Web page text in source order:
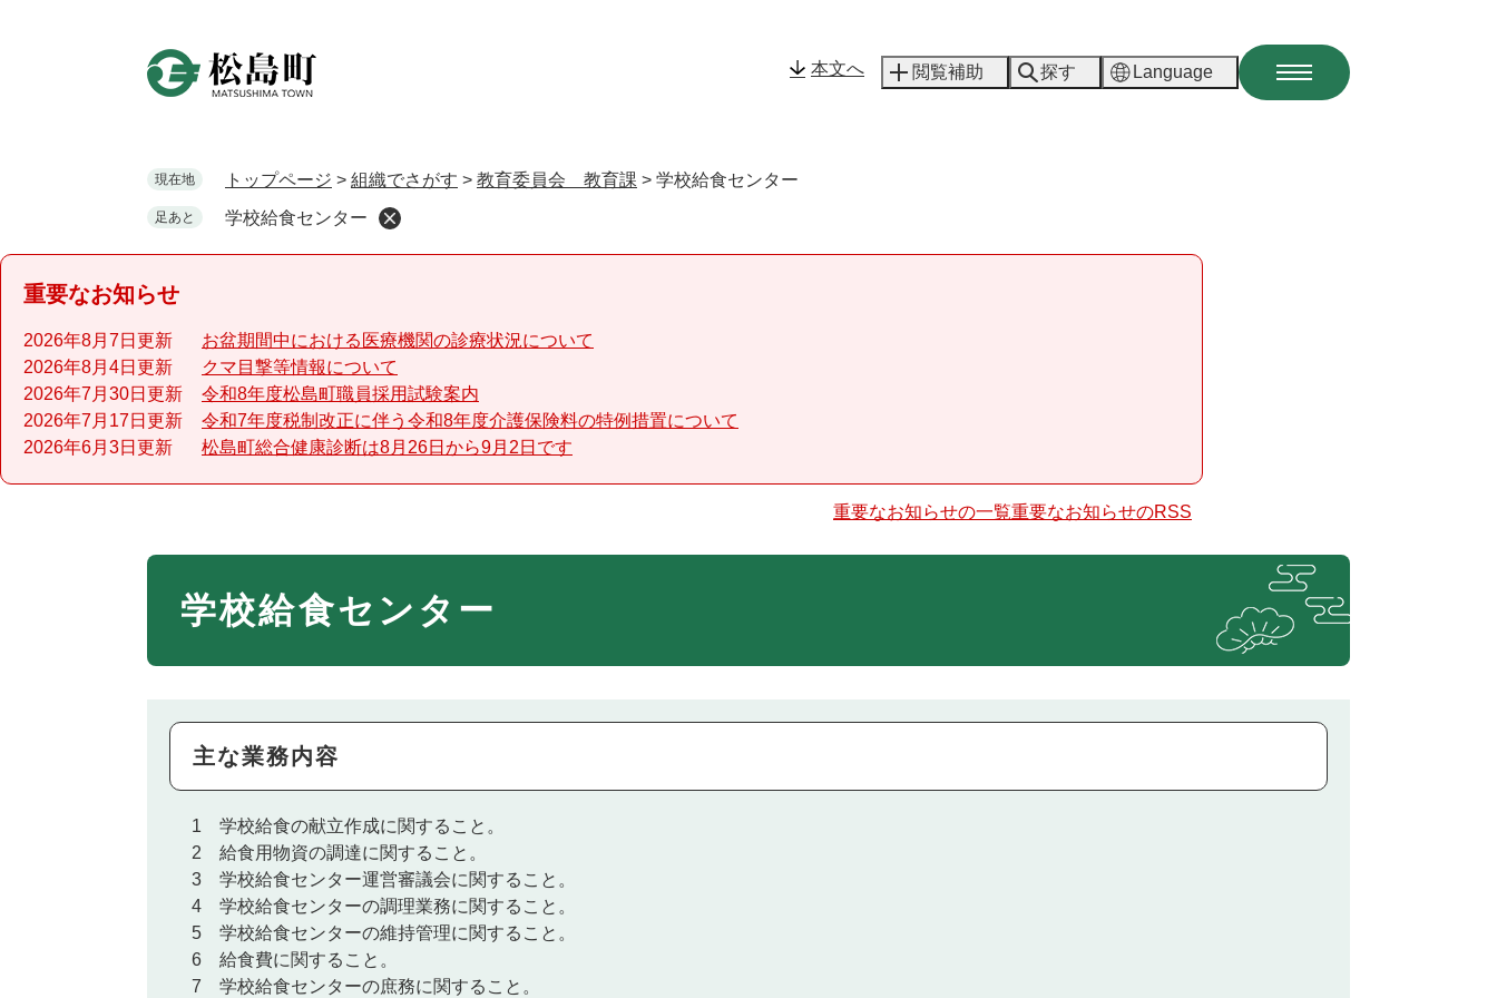
本文へ 閲覧補助 探す Language
現在地 トップページ > 組織でさがす > 教育委員会 教育課 > 学校給食センター
足あと 学校給食センター
重要なお知らせ
2026年8月7日更新
お盆期間中における医療機関の診療状況について
2026年8月4日更新
クマ目撃等情報について
2026年7月30日更新
令和8年度松島町職員採用試験案内
2026年7月17日更新
令和7年度税制改正に伴う令和8年度介護保険料の特例措置について
2026年6月3日更新
松島町総合健康診断は8月26日から9月2日です
重要なお知らせの一覧重要なお知らせのRSS
学校給食センター
主な業務内容
1 学校給食の献立作成に関すること。
2 給食用物資の調達に関すること。
3 学校給食センター運営審議会に関すること。
4 学校給食センターの調理業務に関すること。
5 学校給食センターの維持管理に関すること。
6 給食費に関すること。
7 学校給食センターの庶務に関すること。